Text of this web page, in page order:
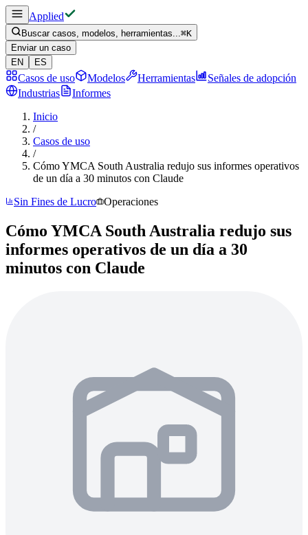
Applied
Buscar casos, modelos, herramientas...⌘K
Enviar un caso
EN
ES
Casos de uso Modelos Herramientas
Señales de adopción
Industrias
Informes
Inicio
/
Casos de uso
/
Cómo YMCA South Australia redujo sus informes operativos
de un día a 30 minutos con Claude
Sin Fines de Lucro
Operaciones
Cómo YMCA South Australia redujo sus
informes operativos de un día a 30
minutos con Claude